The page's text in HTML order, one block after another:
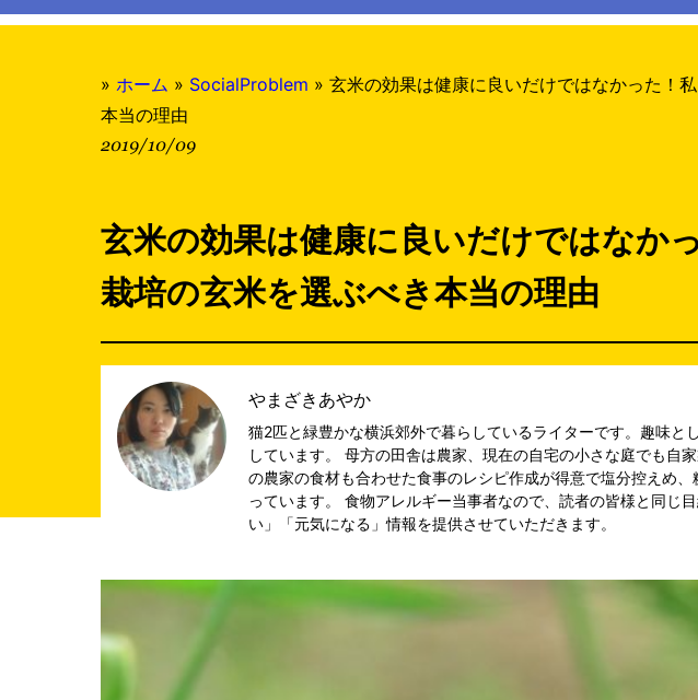
» ホーム » SocialProblem » 玄米の効果は健康に良いだけではなかった！
本当の理由
2019/10/09
玄米の効果は健康に良いだけではなか
栽培の玄米を選ぶべき本当の理由
やまざきあやか
猫2匹と緑豊かな横浜郊外で暮らしているライターです。趣味と
しています。 母方の田舎は農家、現在の自宅の小さな庭でも自
の農家の食材も合わせた食事のレシピ作成が得意で塩分控えめ
っています。 食物アレルギー当事者なので、読者の皆様と同じ
い」「元気になる」情報を提供させていただきます。